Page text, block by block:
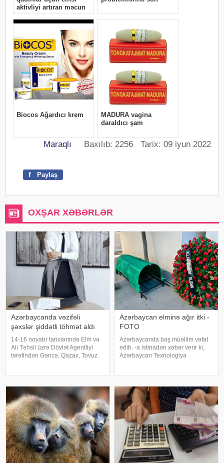
Maraqlı Baxılıb: 2256 Tarix: 09 iyun 2022
f Paylaş
OXŞAR XƏBƏRLƏR
Azərbaycanda vəzifəli
şəxslər şiddətli töhmət aldı
14-16 noyabr tarixlərində Elm və
Ali Təhsil üzrə Dövlət Agentliyi
tərəfindən Gəncə, Qazax, Tovuz
Kollecdə monitorinq keçirilib. Bu
barəd
Azərbaycan elminə ağır itki -
FOTO
Azərbaycanda baş müəllim vəfat
edib. -a istinadən xəbər verir ki,
Azərbaycan Texnologiya
Vəliyev dünyasını dəyişib. Qeyd
edək ki